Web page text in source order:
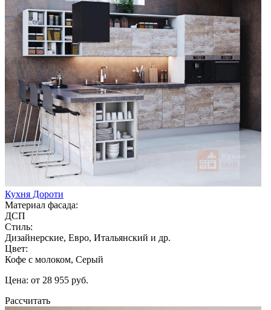
Кухня Дороти
Материал фасада:
ДСП
Стиль:
Дизайнерские, Евро, Итальянский и др.
Цвет:
Кофе с молоком, Серый
Цена: от 28 955 руб.
Рассчитать